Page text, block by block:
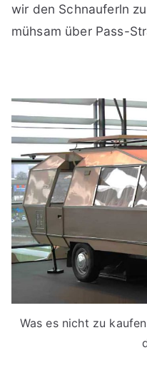
wir den Schnauferln
mühsam über Pass-
Was es nicht zu